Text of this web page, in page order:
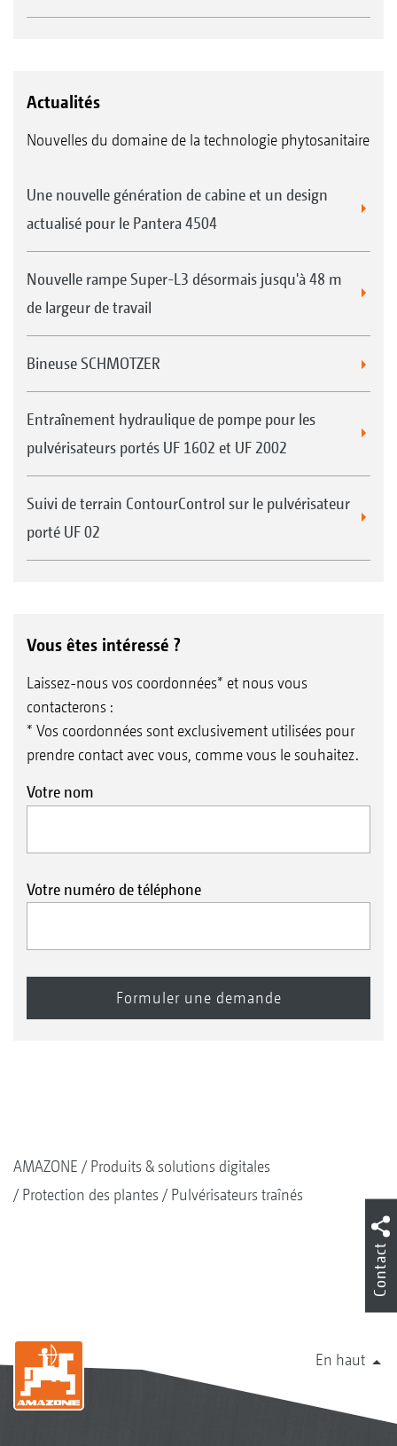
Actualités
Nouvelles du domaine de la technologie phytosanitaire
Une nouvelle génération de cabine et un design
actualisé pour le Pantera 4504
Nouvelle rampe Super-L3 désormais jusqu'à 48 m
de largeur de travail
Bineuse SCHMOTZER
Entraînement hydraulique de pompe pour les
pulvérisateurs portés UF 1602 et UF 2002
Suivi de terrain ContourControl sur le pulvérisateur
porté UF 02
Vous êtes intéressé ?
Laissez-nous vos coordonnées* et nous vous
contacterons :
* Vos coordonnées sont exclusivement utilisées pour
prendre contact avec vous, comme vous le souhaitez.
Votre nom
Votre numéro de téléphone
AMAZONE
Produits & solutions digitales
Protection des plantes
Pulvérisateurs traînés
En haut
Contact